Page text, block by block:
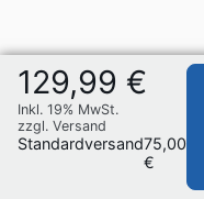
129,99 €
Inkl. 19% MwSt.
zzgl. Versand
Standardversand75,00
€